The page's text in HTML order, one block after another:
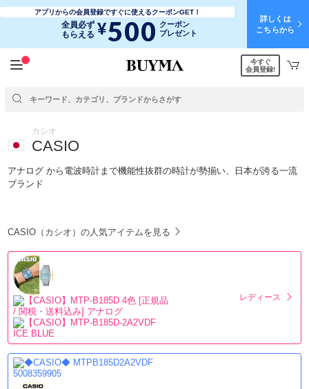
アプリからの会員登録ですぐに使えるクーポンGET！
全員必ず
もらえる ¥500 クーポン
プレゼント
詳しくは
こちらから
今すぐ
会員登録!
カシオ
CASIO
アナログ から電波時計まで機能性抜群の時計が勢揃い、日本が誇る一流
ブランド
CASIO（カシオ）の人気アイテムを見る
レディース